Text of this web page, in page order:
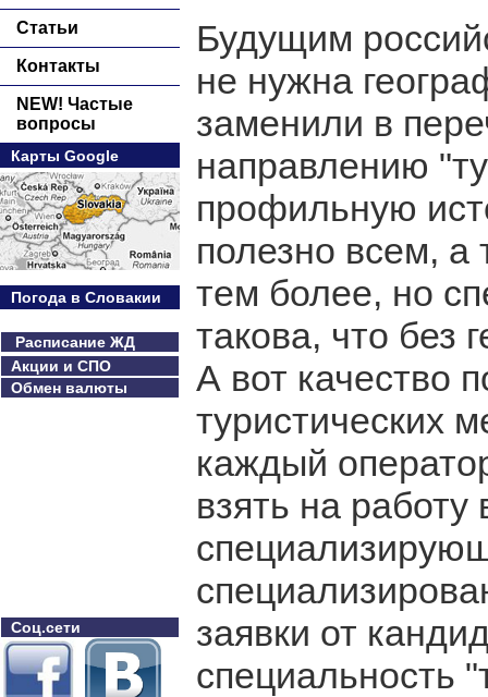
Статьи
Контакты
NEW! Частые
вопросы
Карты Google
Погода в Словакии
Расписание ЖД
Акции и СПО
Обмен валюты
Соц.сети
Будущим
не нужна
заменили в
направлению
профильную
полезно всем, а
тем более, но
такова, что без
А вот качество
туристических
каждый
взять на работу
заявки от
специальность